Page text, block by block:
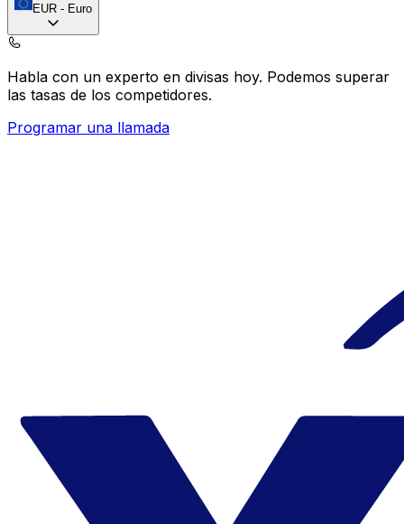
EUR - Euro
Habla con un experto en divisas hoy. Podemos superar
las tasas de los competidores.
Programar una llamada